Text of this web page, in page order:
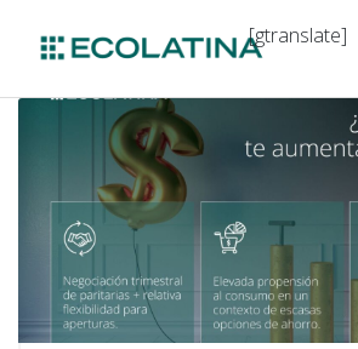
[gtranslate]